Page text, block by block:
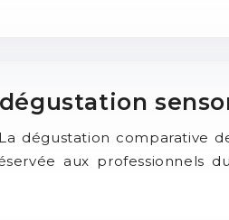
dégustation comparative
aux professionnels